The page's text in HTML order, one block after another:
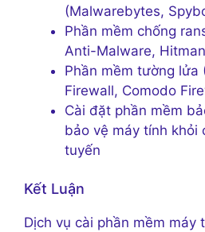
(Malwarebytes,
Phần mềm chống
Anti-Malware,
Phần mềm tường lửa
Firewall, Comodo
Cài đặt phần mềm
bảo vệ máy tính khỏi
tuyến
Kết Luận
Dịch vụ cài phần mềm máy